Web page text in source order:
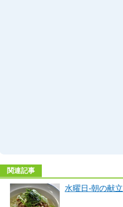
関連記事
水曜日-朝の献立